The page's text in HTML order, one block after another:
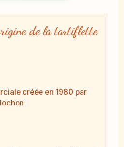
de la tartiflette
créée en 1980 par